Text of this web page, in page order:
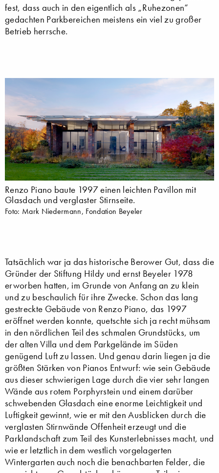
fest, dass auch in den eigentlich als „Ruhezonen“
gedachten Parkbereichen meistens ein viel zu großer
Betrieb herrsche.
Renzo Piano baute 1997 einen leichten Pavillon mit
Glasdach und verglaster Stirnseite.
Foto: Mark Niedermann, Fondation Beyeler
Tatsächlich war ja das historische Berower Gut, dass die
Gründer der Stiftung Hildy und ernst Beyeler 1978
erworben hatten, im Grunde von Anfang an zu klein
und zu beschaulich für ihre Zwecke. Schon das lang
gestreckte Gebäude von Renzo Piano, das 1997
eröffnet werden konnte, quetschte sich ja recht mühsam
in den nördlichen Teil des schmalen Grundstücks, um
der alten Villa und dem Parkgelände im Süden
genügend Luft zu lassen. Und genau darin liegen ja die
größten Stärken von Pianos Entwurf: wie sein Gebäude
aus dieser schwierigen Lage durch die vier sehr langen
Wände aus rotem Porphyrstein und einem darüber
schwebenden Glasdach eine enorme Leichtigkeit und
Luftigkeit gewinnt, wie er mit den Ausblicken durch die
verglasten Stirnwände Offenheit erzeugt und die
Parklandschaft zum Teil des Kunsterlebnisses macht, und
wie er letztlich in dem westlich vorgelagerten
Wintergarten auch noch die benachbarten Felder, die